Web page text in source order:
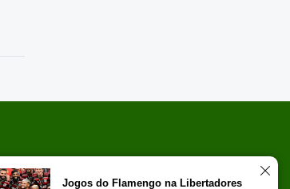
Jogos do Flamengo na Libertadores